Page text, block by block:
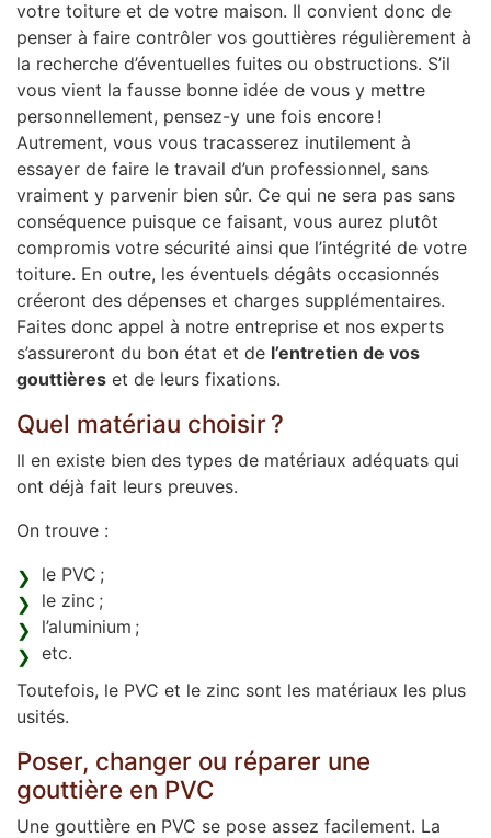
votre toiture et de votre maison. Il convient donc de
penser à faire contrôler vos gouttières régulièrement à
la recherche d’éventuelles fuites ou obstructions. S’il
vous vient la fausse bonne idée de vous y mettre
personnellement, pensez-y une fois encore !
Autrement, vous vous tracasserez inutilement à
essayer de faire le travail d’un professionnel, sans
vraiment y parvenir bien sûr. Ce qui ne sera pas sans
conséquence puisque ce faisant, vous aurez plutôt
compromis votre sécurité ainsi que l’intégrité de votre
toiture. En outre, les éventuels dégâts occasionnés
créeront des dépenses et charges supplémentaires.
Faites donc appel à notre entreprise et nos experts
s’assureront du bon état et de l’entretien de vos
gouttières et de leurs fixations.
Quel matériau choisir ?
Il en existe bien des types de matériaux adéquats qui
ont déjà fait leurs preuves.
On trouve :
le PVC ;
le zinc ;
l’aluminium ;
etc.
Toutefois, le PVC et le zinc sont les matériaux les plus
usités.
Poser, changer ou réparer une
gouttière en PVC
Une gouttière en PVC se pose assez facilement. La